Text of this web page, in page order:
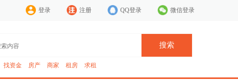
登录 注册 QQ登录 微信登录
搜索
找资金 房产 商家 租房 求租